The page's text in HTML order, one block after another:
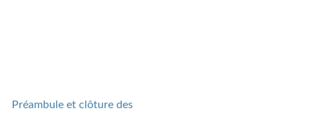
Préambule et clôture des